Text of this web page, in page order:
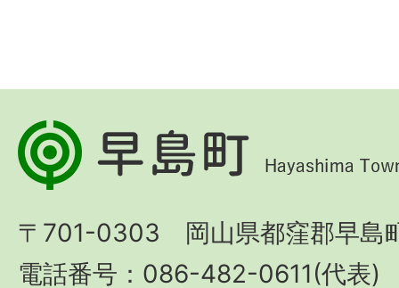
早
島
Hayashima
Town
〒701-0303 岡山県都窪郡早島
電話番号：086-482-0611(代表)